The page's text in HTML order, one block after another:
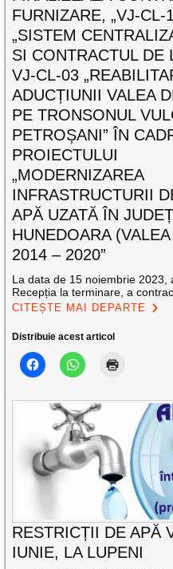
FURNIZARE, „VJ-CL-
„SISTEM
SI CONTRACTUL DE
VJ-CL-03
ADUCȚIUNII VALEA
PE TRONSONUL
PETROȘANI” ÎN
PROIECTULUI
„MODERNIZAREA
INFRASTRUCTURII
APĂ UZATĂ ÎN
HUNEDOARA
2014 – 2020”
La data de 15 noiembrie 2023,
Recepția la terminare, a
CITEȘTE MAI DEPARTE
Distribuie acest articol
RESTRICȚII DE APĂ
IUNIE, LA LUPENI